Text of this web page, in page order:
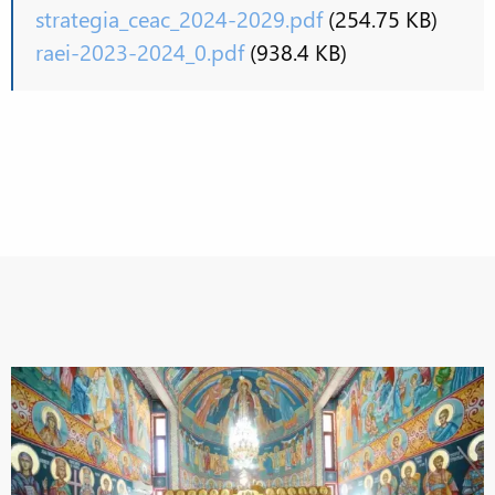
strategia_ceac_2024-2029.pdf (254.75 KB)
raei-2023-2024_0.pdf (938.4 KB)